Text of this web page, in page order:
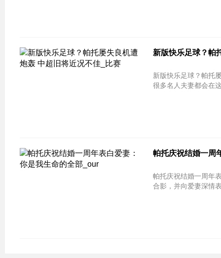
新版快乐足球？帕
新版快乐足球？帕托
很多名人夫妻都会在
帕托庆祝结婚一周
帕托庆祝结婚一周年